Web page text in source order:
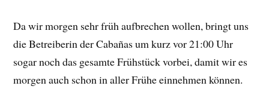
Da wir morgen sehr früh aufbrechen wollen, bringt uns
die Betreiberin der Cabañas um kurz vor 21:00 Uhr
sogar noch das gesamte Frühstück vorbei, damit wir es
morgen auch schon in aller Frühe einnehmen können.